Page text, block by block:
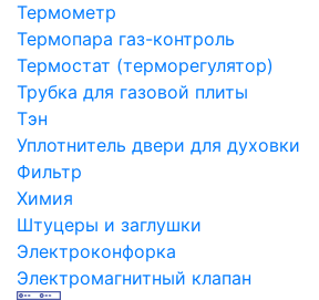
Термометр
Термопара газ-контроль
Термостат (терморегулятор)
Трубка для газовой плиты
Тэн
Уплотнитель двери для духовки
Фильтр
Химия
Штуцеры и заглушки
Электроконфорка
Электромагнитный клапан